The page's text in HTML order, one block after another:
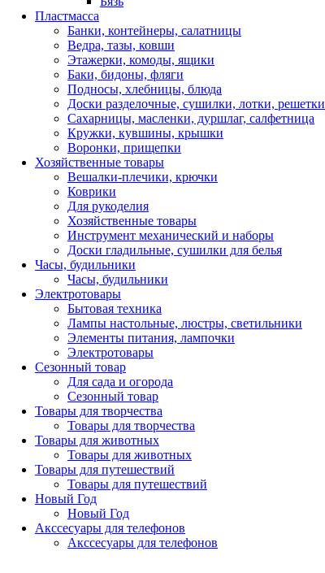
Пластмасса
Банки, контейнеры, салатницы
Ведра, тазы, ковши
Этажерки, комоды, ящики
Баки, бидоны, фляги
Подносы, хлебницы, блюда
Доски разделочные, сушилки, лотки, решетки
Сахарницы, масленки, дуршлаг, салфетница
Кружки, кувшины, крышки
Воронки, прищепки
Хозяйственные товары
Вешалки-плечики, крючки
Коврики
Для рукоделия
Хозяйственные товары
Инструмент механический и наборы
Доски гладильные, сушилки для белья
Часы, будильники
Часы, будильники
Электротовары
Бытовая техника
Лампы настольные, люстры, светильники
Элементы питания, лампочки
Электротовары
Сезонный товар
Для сада и огорода
Сезонный товар
Товары для творчества
Товары для творчества
Товары для животных
Товары для животных
Товары для путешествий
Товары для путешествий
Новый Год
Новый Год
Акссесуары для телефонов
Акссесуары для телефонов